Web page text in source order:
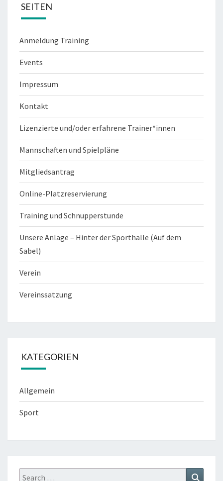
SEITEN
Anmeldung Training
Events
Impressum
Kontakt
Lizenzierte und/oder erfahrene Trainer*innen
Mannschaften und Spielpläne
Mitgliedsantrag
Online-Platzreservierung
Training und Schnupperstunde
Unsere Anlage – Hinter der Sporthalle (Auf dem
Sabel)
Verein
Vereinssatzung
KATEGORIEN
Allgemein
Sport
Search